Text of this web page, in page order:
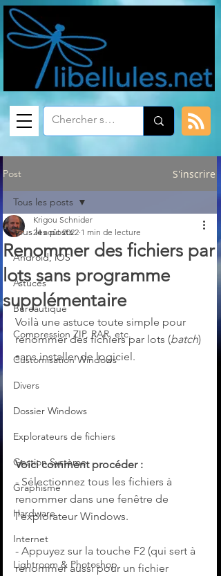
Post S'inscrire
Tous les posts
Android, iOS
Astuces
Bureautique
Compression ZIP, RAR, etc.
Customisation Windows
Divers
Dossier Windows
Explorateurs de fichiers
Gestion Système
Graphisme
Hardware
Internet
Lightroom & Photoshop
Tous les posts
Renommer des fichiers par
lots sans programme
supplémentaire
Krigou Schnider
24 août 2022 1 min de lecture
Voilà une astuce toute simple pour
renommer des fichiers par lots (batch)
sans installer de logiciel.
Voici comment procéder :
- Sélectionnez tous les fichiers à
renommer dans une fenêtre de
l'explorateur Windows.
- Appuyez sur la touche F2 (qui sert à
renommer aussi pour un fichier